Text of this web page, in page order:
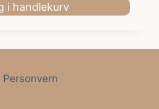
i handlekurv
Personvern